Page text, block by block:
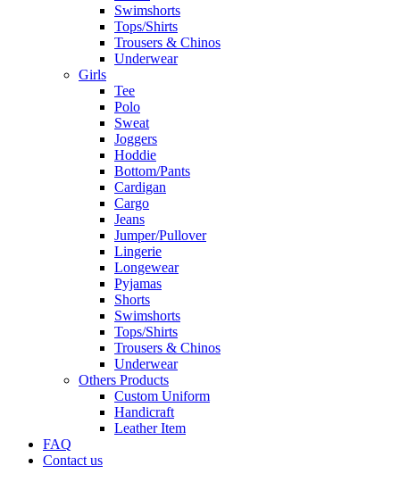
Swimshorts
Tops/Shirts
Trousers & Chinos
Underwear
Girls
Tee
Polo
Sweat
Joggers
Hoddie
Bottom/Pants
Cardigan
Cargo
Jeans
Jumper/Pullover
Lingerie
Longewear
Pyjamas
Shorts
Swimshorts
Tops/Shirts
Trousers & Chinos
Underwear
Others Products
Custom Uniform
Handicraft
Leather Item
FAQ
Contact us